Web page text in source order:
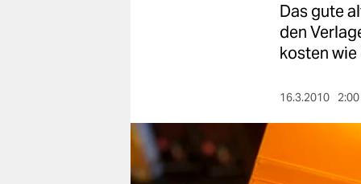
berlin
nord
Das gute
den
kosten wie
16.3.2010